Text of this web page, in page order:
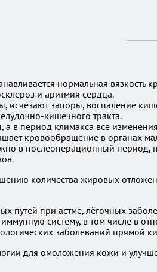
нормальная вязкость
и аритмия сердца.
исчезают запоры, воспаление
кишечного тракта.
в период климакса все
кровообращение в органах
в послеоперационный
количества жировых
путей при астме, лёгочных
систему, в том числе в
заболеваний прямой
для омоложения кожи и